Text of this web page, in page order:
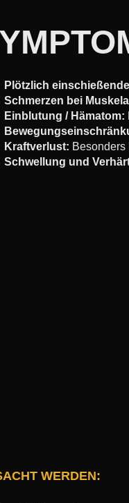
Plötzlich
Schmerzen bei
Einblutung / Hämatom:
Kraftverlust: Besonders
Schwellung und
WERDEN: